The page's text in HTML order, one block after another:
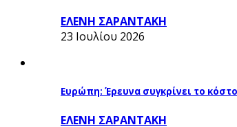
ΕΛΕΝΗ ΣΑΡΑΝΤΑΚΗ
23 Ιουλίου 2026
Ευρώπη: Έρευνα συγκρίνει το
ΕΛΕΝΗ ΣΑΡΑΝΤΑΚΗ